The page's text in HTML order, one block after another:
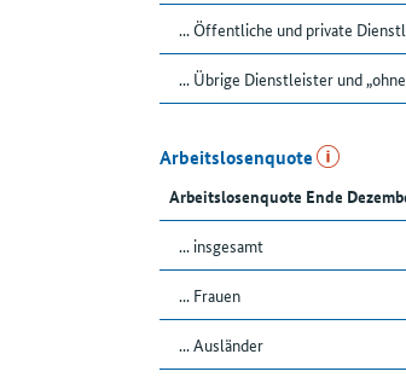
... Öffentliche und private
... Übrige Dienstleister und
Arbeitslosenquote
Arbeitslosenquote Ende
... insgesamt
... Frauen
... Ausländer